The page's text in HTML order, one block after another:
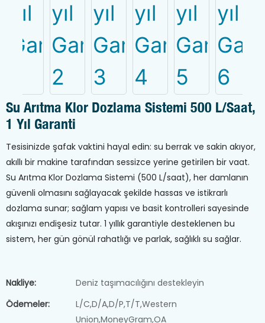
Su Arıtma Klor Dozlama Sistemi 500 L/saat,
1 Yıl Garanti
Tesisinizde şafak vaktini hayal edin: su berrak ve sakin akıyor,
akıllı bir makine tarafından sessizce yerine getirilen bir vaat.
Su Arıtma Klor Dozlama Sistemi (500 L/saat), her damlanın
güvenli olmasını sağlayacak şekilde hassas ve istikrarlı
dozlama sunar; sağlam yapısı ve basit kontrolleri sayesinde
akışınızı endişesiz tutar. 1 yıllık garantiyle desteklenen bu
sistem, her gün gönül rahatlığı ve parlak, sağlıklı su sağlar.
Nakliye:
Deniz taşımacılığını destekleyin
Ödemeler:
L/C,D/A,D/P,T/T,Western
Union,MoneyGram,OA